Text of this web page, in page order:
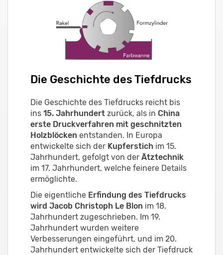
Die Geschichte des Tiefdrucks
Die Geschichte des Tiefdrucks reicht bis
ins 15. Jahrhundert zurück, als in China
erste Druckverfahren mit geschnitzten
Holzblöcken entstanden. In Europa
entwickelte sich der Kupferstich im 15.
Jahrhundert, gefolgt von der Ätztechnik
im 17. Jahrhundert, welche feinere Details
ermöglichte.
Die eigentliche Erfindung des Tiefdrucks
wird Jacob Christoph Le Blon im 18.
Jahrhundert zugeschrieben. Im 19.
Jahrhundert wurden weitere
Verbesserungen eingeführt, und im 20.
Jahrhundert entwickelte sich der Tiefdruck